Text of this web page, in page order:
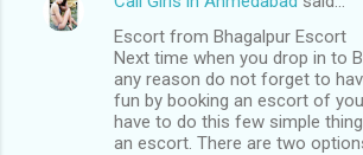
Escort from Bhagalpur Escort
Next time when you drop in to
any reason do not forget to
fun by booking an escort of
have to do this few simple
an escort. There are two